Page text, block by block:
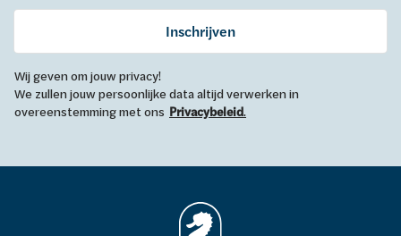
Inschrijven
Wij geven om jouw privacy!
We zullen jouw persoonlijke data altijd verwerken in
overeenstemming met ons Privacybeleid.